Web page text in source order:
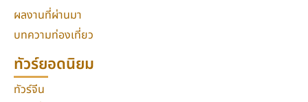
ผลงานที่ผ่านมา
บทความท่องเที่ยว
ทัวร์ยอดนิยม
ทัวร์จีน